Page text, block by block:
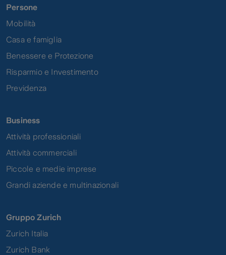
Persone
Mobilità
Casa e famiglia
Benessere e Protezione
Risparmio e Investimento
Previdenza
Business
Attività professioniali
Attività commerciali
Piccole e medie imprese
Grandi aziende e multinazionali
Gruppo Zurich
Zurich Italia
Zurich Bank